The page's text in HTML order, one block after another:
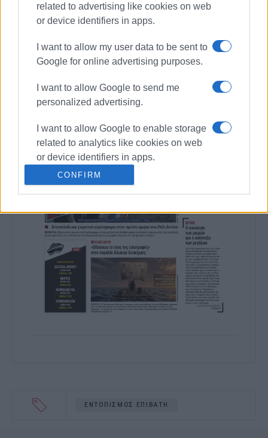
related to advertising like cookies on web
or device identifiers in apps.
I want to allow my user data to be sent to
Google for online advertising purposes.
I want to allow Google to send me
personalized advertising.
I want to allow Google to enable storage
related to analytics like cookies on web
or device identifiers in apps.
I want to allow Google to enable storage
related to functionality of the website or
app.
I want to allow Google to enable storage
related to personalization.
I want to allow Google to enable storage
related to security, including
authentication functionality and fraud
CONFIRM
Συνδρομητές στο e-paper
ΕΝΤΟΠΙΣΜΟΣ ΕΠΙΒΑΤΗ